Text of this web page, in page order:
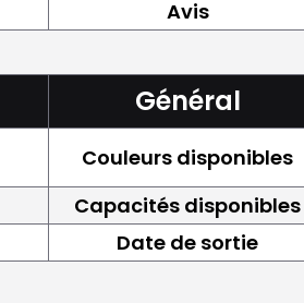
Avis
Général
Couleurs disponibles
Capacités disponibles
Date de sortie